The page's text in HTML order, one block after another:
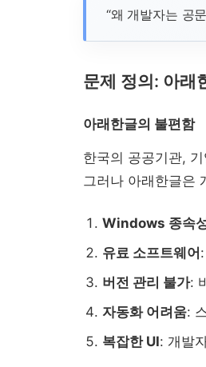
“왜 개발자는 공
문제 정의: 아래
아래한글의 불편함
한국의 공공기관,
그러나 아래한글은
Windows 종속
유료 소프트웨어
버전 관리 불가:
자동화 어려움:
복잡한 UI: 개발